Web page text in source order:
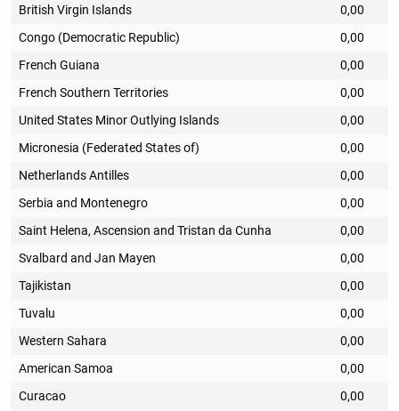
British Virgin Islands
0,00
Congo (Democratic Republic)
0,00
French Guiana
0,00
French Southern Territories
0,00
United States Minor Outlying Islands
0,00
Micronesia (Federated States of)
0,00
Netherlands Antilles
0,00
Serbia and Montenegro
0,00
Saint Helena, Ascension and Tristan da Cunha
0,00
Svalbard and Jan Mayen
0,00
Tajikistan
0,00
Tuvalu
0,00
Western Sahara
0,00
American Samoa
0,00
Curacao
0,00